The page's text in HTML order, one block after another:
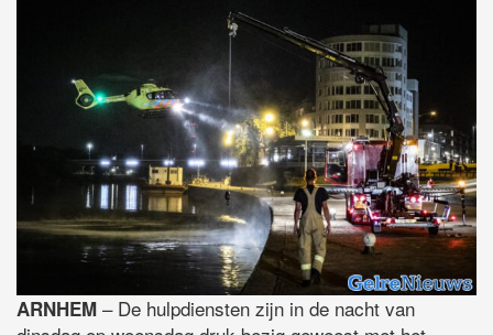
ARNHEM – De hulpdiensten zijn in de nacht van